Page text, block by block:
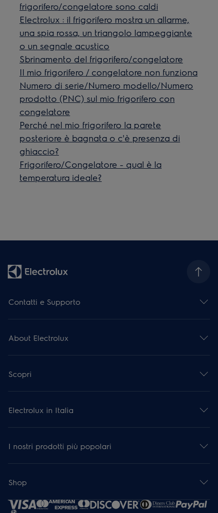
frigorifero/congelatore sono caldi
Electrolux : il frigorifero mostra un allarme,
una spia rossa, un triangolo lampeggiante
o un segnale acustico
Sbrinamento del frigorifero/congelatore
Il mio frigorifero / congelatore non funziona
Numero di serie/Numero modello/Numero
prodotto (PNC) sul mio frigorifero con
congelatore
Perché nel mio frigorifero la parete
posteriore è bagnata o c'è presenza di
ghiaccio?
Frigorifero/Congelatore - qual è la
temperatura ideale?
Contatti e Supporto
About Electrolux
Scopri
Electrolux in Italia
I nostri prodotti più popolari
Shop